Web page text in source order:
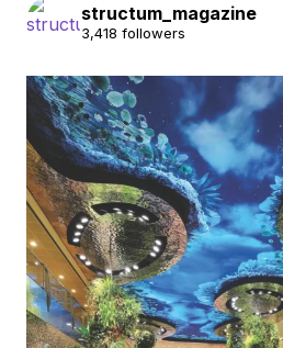
structum_magazine
3,418 followers